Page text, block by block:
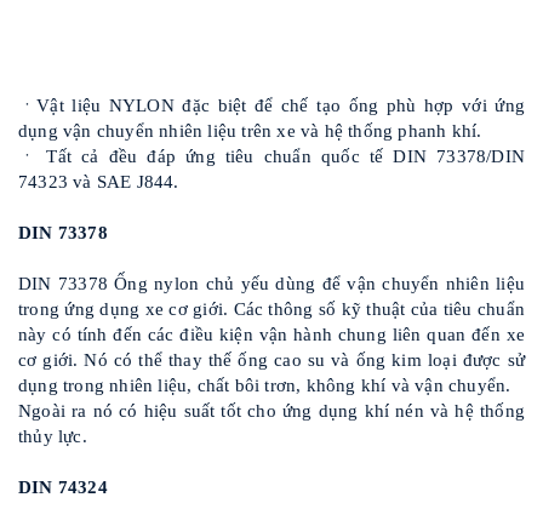
ㆍVật liệu NYLON đặc biệt để chế tạo ống phù hợp với ứng
dụng vận chuyển nhiên liệu trên xe và hệ thống phanh khí.
ㆍ Tất cả đều đáp ứng tiêu chuẩn quốc tế DIN 73378/DIN
74323 và SAE J844.
DIN 73378
DIN 73378 Ống nylon chủ yếu dùng để vận chuyển nhiên liệu
trong ứng dụng xe cơ giới. Các thông số kỹ thuật của tiêu chuẩn
này có tính đến các điều kiện vận hành chung liên quan đến xe
cơ giới. Nó có thể thay thế ống cao su và ống kim loại được sử
dụng trong nhiên liệu, chất bôi trơn, không khí và vận chuyển.
Ngoài ra nó có hiệu suất tốt cho ứng dụng khí nén và hệ thống
thủy lực.
DIN 74324